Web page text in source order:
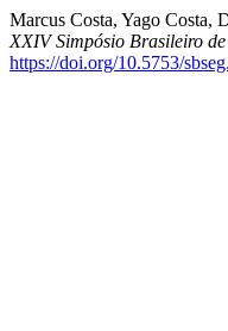
Marcus Costa, Yago Costa,
XXIV Simpósio Brasileiro
https://doi.org/10.5753/